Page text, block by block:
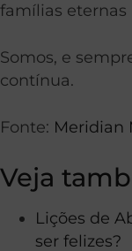
famílias eternas
Somos, e
contínua.
Fonte: Meridian
Veja
Lições de
ser felizes?